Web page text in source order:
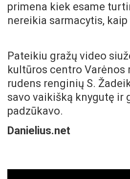
primena kiek esame
nereikia sarmacytis,
Pateikiu gražų video
kultūros centro Varėnos
rudens renginių S.
savo vaikišką knygutę ir
padzūkavo.
Danielius.net